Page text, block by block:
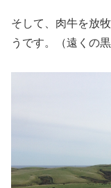
そして、肉牛を放
うです。（遠くの